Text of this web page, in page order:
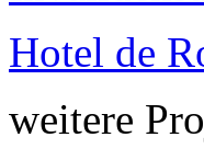
Hotel de
weitere